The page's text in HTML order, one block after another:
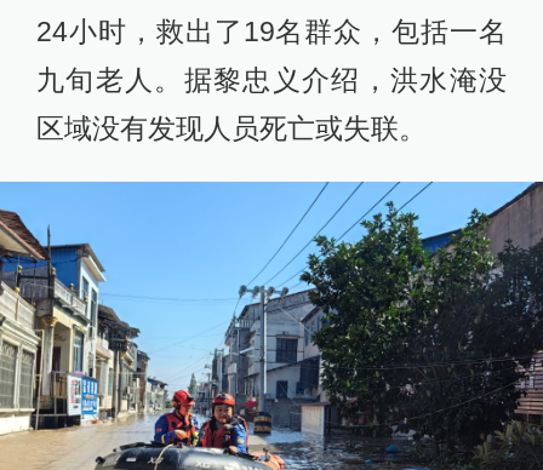
24小时，救出了19名群众，包括一名
九旬老人。据黎忠义介绍，洪水淹没
区域没有发现人员死亡或失联。